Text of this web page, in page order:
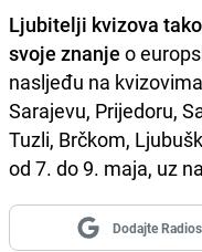
Ljubitelji kvizova
svoje znanje o
nasljeđu na
Sarajevu, Prijedoru,
Tuzli, Brčkom,
od 7. do 9. maja, uz
Dodajte